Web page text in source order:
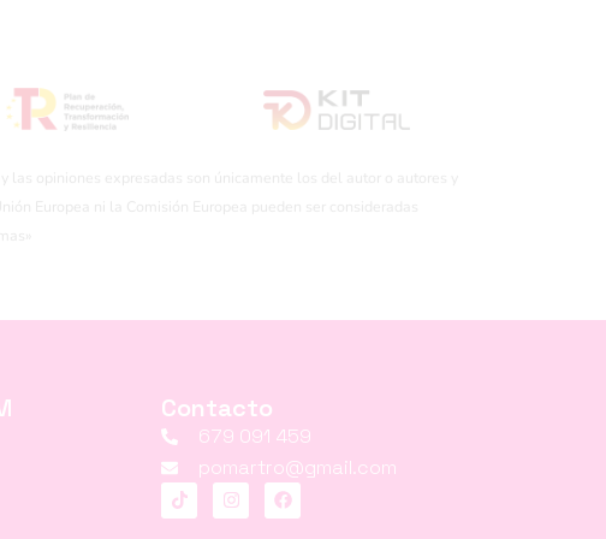
las opiniones expresadas son únicamente los del autor o autores y
Europea ni la Comisión Europea pueden ser consideradas
Contacto
679 091 459
pomartro@gmail.com